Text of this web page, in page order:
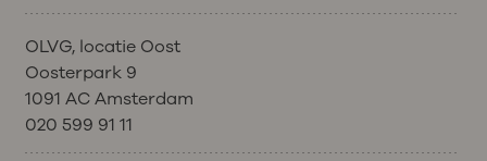
OLVG, locatie Oost
Oosterpark 9
1091 AC Amsterdam
020 599 91 11